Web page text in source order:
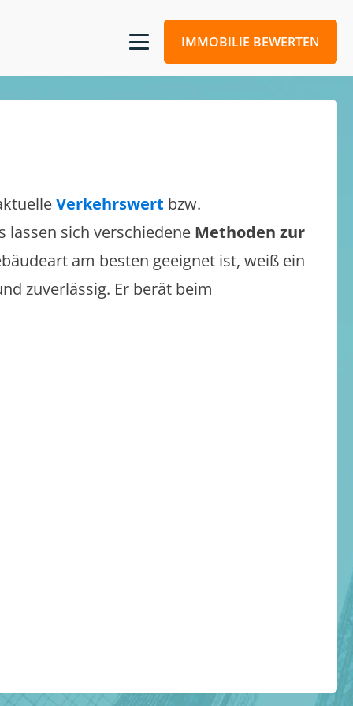
IMMOBILIE BEWERTEN
Verkehrswert bzw.
lassen sich verschiedene Methoden zur
am besten geeignet ist, weiß ein
zuverlässig. Er berät beim